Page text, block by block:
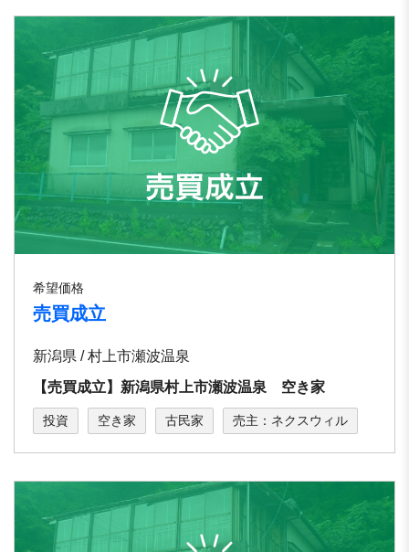
希望価格
売買成立
新潟県 / 村上市瀬波温泉
【売買成立】新潟県村上市瀬波温泉 空き家
投資 空き家 古民家 売主：ネクスウィル